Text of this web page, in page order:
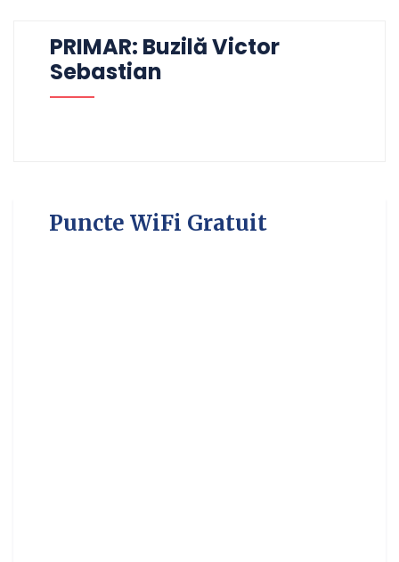
PRIMAR: Buzilă Victor
Sebastian
Puncte WiFi Gratuit